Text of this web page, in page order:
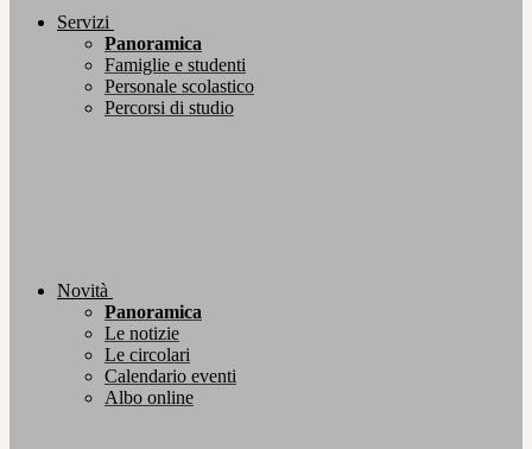
Servizi
Panoramica
Famiglie e studenti
Personale scolastico
Percorsi di studio
Novità
Panoramica
Le notizie
Le circolari
Calendario eventi
Albo online